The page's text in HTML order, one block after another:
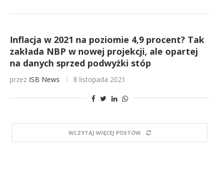
Inflacja w 2021 na poziomie 4,9 procent? Tak
zakłada NBP w nowej projekcji, ale opartej
na danych sprzed podwyżki stóp
przez ISB News 8 listopada 2021
WCZYTAJ WIĘCEJ POSTÓW